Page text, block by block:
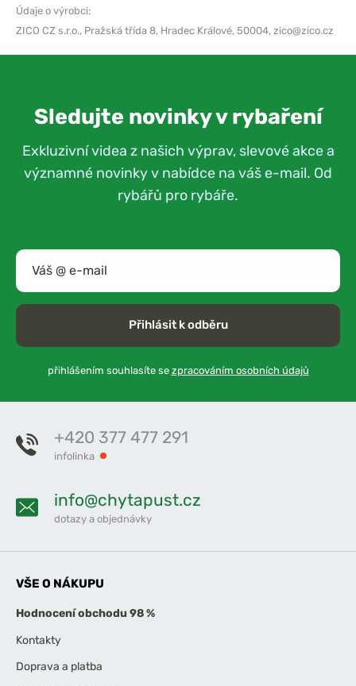
Údaje o výrobci:
ZICO CZ s.r.o., Pražská třída 8, Hradec Králové, 50004, zico@zico.cz
Sledujte novinky v rybaření
Exkluzivní videa z našich výprav, slevové akce a
významné novinky v nabídce na váš e-mail. Od
rybářů pro rybáře.
Přihlásit k odběru
přihlášením souhlasíte se zpracováním osobních údajů
+420 377 477 291
infolinka
info@chytapust.cz
dotazy a objednávky
VŠE O NÁKUPU
Hodnocení obchodu 98 %
Kontakty
Doprava a platba